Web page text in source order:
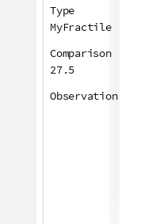
Type
MyFractile
Comparison
27.5
Observation 36